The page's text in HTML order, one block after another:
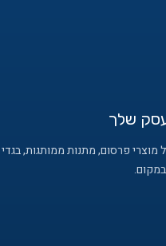
שלך
פרסום, מתנות ממותגות, בגדי